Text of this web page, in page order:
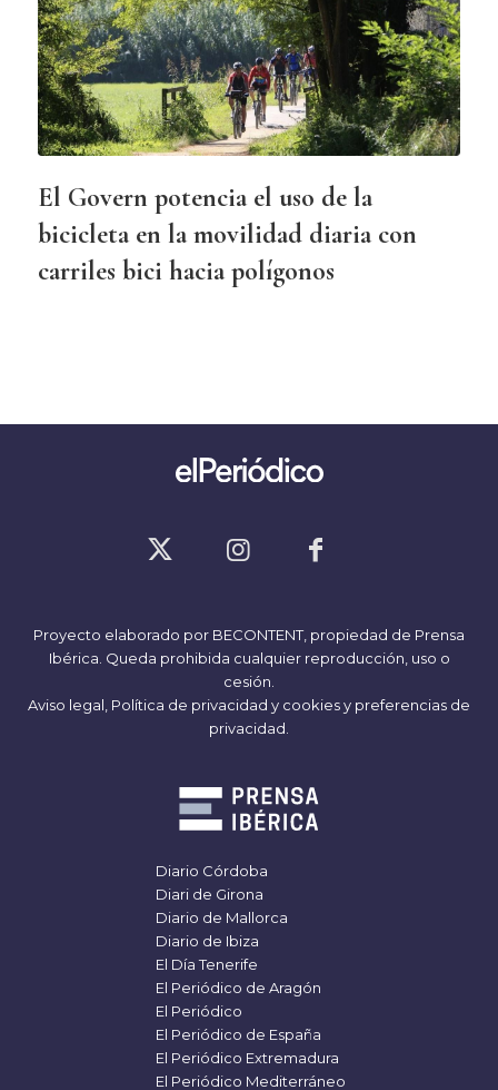
El Govern potencia el uso de la
bicicleta en la movilidad diaria con
carriles bici hacia polígonos
Proyecto elaborado por BECONTENT, propiedad de Prensa
Ibérica. Queda prohibida cualquier reproducción, uso o
cesión.
Aviso legal, Política de privacidad y cookiesy preferencias de
privacidad
Diario Córdoba
Diari de Girona
Diario de Mallorca
Diario de Ibiza
El Día Tenerife
El Periódico de Aragón
El Periódico
El Periódico de España
El Periódico Extremadura
El Periódico Mediterráneo